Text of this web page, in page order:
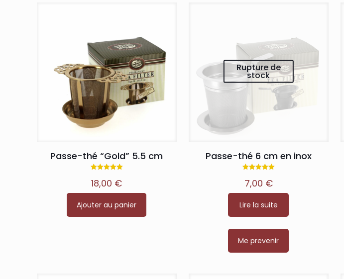
Passe-thé “Gold” 5.5 cm
5.00
sur 5
18,00 €
Ajouter au panier
Rupture de
stock
Passe-thé 6 cm en inox
5.00
sur 5
7,00 €
Lire la suite
Me prevenir